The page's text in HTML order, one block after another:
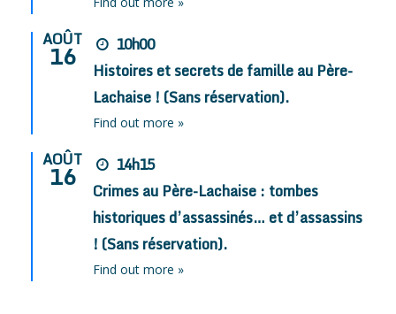
AOÛT
16
10h00
Histoires et secrets de famille au Père-
Lachaise ! (Sans réservation).
Find out more »
AOÛT
16
14h15
Crimes au Père-Lachaise : tombes
historiques d’assassinés… et d’assassins
! (Sans réservation).
Find out more »